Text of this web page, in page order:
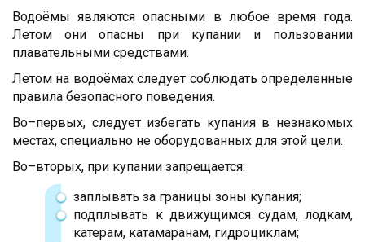
Водоёмы являются опасными в любое время года.
Летом они опасны при купании и пользовании
плавательными средствами.
Летом на водоёмах следует соблюдать определенные
правила безопасного поведения.
Во–первых, следует избегать купания в незнакомых
местах, специально не оборудованных для этой цели.
Во–вторых, при купании запрещается:
заплывать за границы зоны купания;
подплывать к движущимся судам, лодкам,
катерам, катамаранам, гидроциклам;